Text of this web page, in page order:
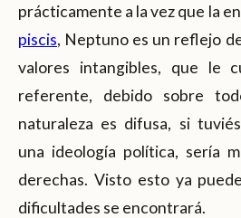
prácticamente a la vez que la
piscis, Neptuno es un reflejo
valores intangibles, que le
referente, debido sobre
naturaleza es difusa, si
una ideología política, sería
derechas. Visto esto ya
dificultades se encontrará.